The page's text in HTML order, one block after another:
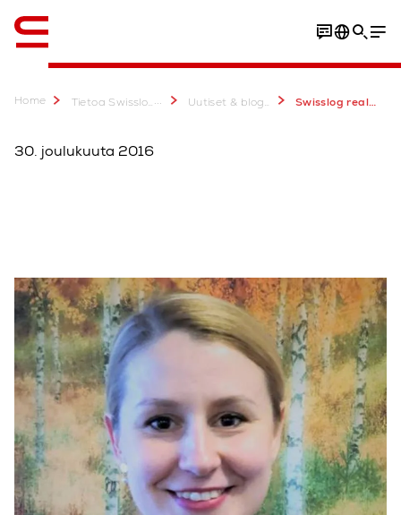
Home Tietoa Swisslogista ... Uutiset & bloggaukset Swisslog realizza per Surgital il primo sistema di picking automatico sotto zero in Italia
30. joulukuuta 2016